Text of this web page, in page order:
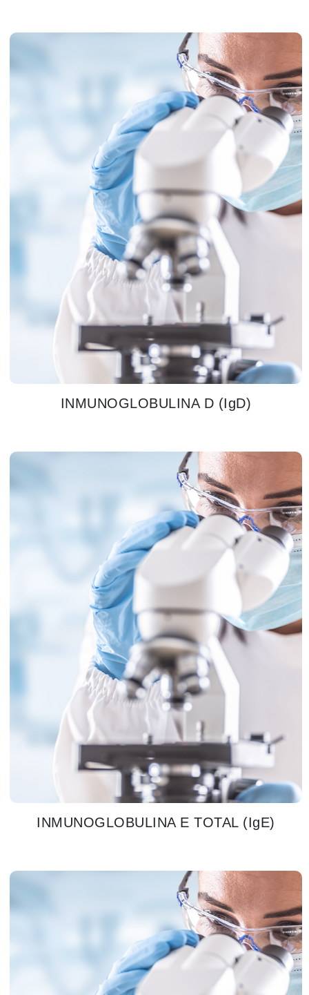
INMUNOGLOBULINA D (IgD)
INMUNOGLOBULINA E TOTAL (IgE)